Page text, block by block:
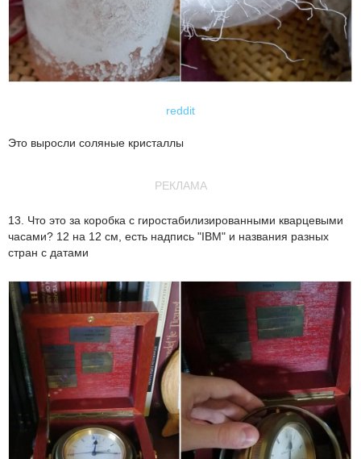
reddit
Это выросли соляные кристаллы
РЕКЛАМА
13. Что это за коробка с гиростабилизированными кварцевыми
часами? 12 на 12 см, есть надпись "IBM" и названия разных
стран с датами